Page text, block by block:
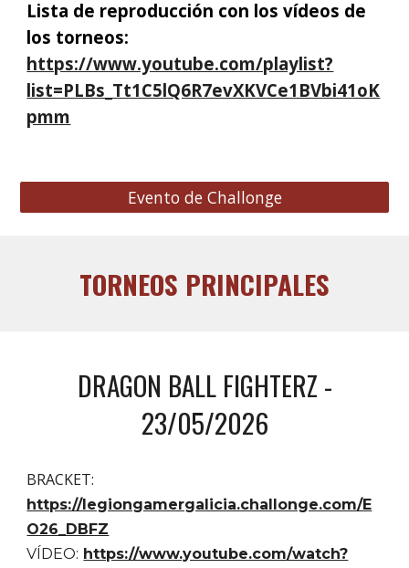
Lista de reproducción con los vídeos de
los torneos:
https://www.youtube.com/playlist?
list=PLBs_Tt1C5lQ6R7evXKVCe1BVbi41oK
pmm
Evento de Challonge
TORNEOS PRINCIPALES
DRAGON BALL FIGHTERZ -
23/05/2026
BRACKET:
https://legiongamergalicia.challonge.com/E
O26_DBFZ
VÍDEO: https://www.youtube.com/watch?